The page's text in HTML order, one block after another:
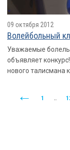
09 октября 2012
Волейбольный
Уважаемые
объявляет
нового талисмана
1 ..